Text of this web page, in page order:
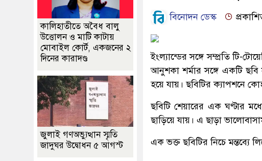
বিনোদন ডেস্ক
ইংল্যান্ডের সঙ্গে সম্প্রতি টি-
আনুশকা শর্মার সঙ্গে একটি ছবি
হয়ে যায়। ছবিটির ক্যাপশনে
ছবিটি শেয়ারের এক ঘণ্টার
ছাড়িয়ে যায়। এ ছাড়া
এক ভক্ত ছবিটির নিচে মন্তব্যে
কালিহাতীতে অবৈধ বালু
উত্তোলন ও মাটি কাটায়
মোবাইল কোর্ট, একজনের ২
দিনের কারাদণ্ড
জুলাই গণঅভ্যুত্থান স্মৃতি
জাদুঘর উদ্বোধন ৫ আগস্ট